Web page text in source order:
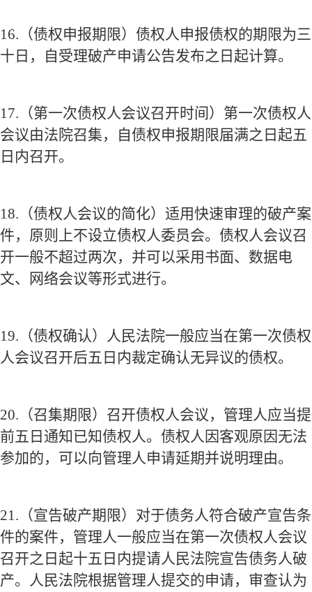
16. （债权申报期限）债权人申报债权的期限为三
十日，自受理破产申请公告发布之日起计算。
17. （第一次债权人会议召开时间）第一次债权人
会议由法院召集，自债权申报期限届满之日起五
日内召开。
18. （债权人会议的简化）适用快速审理的破产案
件，原则上不设立债权人委员会。债权人会议召
开一般不超过两次，并可以采用书面、数据电
文、网络会议等形式进行。
19. （债权确认）人民法院一般应当在第一次债权
人会议召开后五日内裁定确认无异议的债权。
20. （召集期限）召开债权人会议，管理人应当提
前五日通知已知债权人。债权人因客观原因无法
参加的，可以向管理人申请延期并说明理由。
21. （宣告破产期限）对于债务人符合破产宣告条
件的案件，管理人一般应当在第一次债权人会议
召开之日起十五日内提请人民法院宣告债务人破
产。人民法院根据管理人提交的申请，审查认为